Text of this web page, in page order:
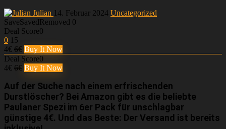
Julian 14. Februar 2024 Uncategorized
SaveSavedRemoved 0
Deal Score0
0 15
4€ 6€ Buy It Now
Deal Score0
4€ 6€ Buy It Now
Auf der Suche nach einem erfrischenden
Durstlöscher? Bei Amazon gibt es die beliebte
Paulaner Spezi im 6er Pack für unschlagbar
günstige 4€. Und das Beste: Der Versand ist bereits